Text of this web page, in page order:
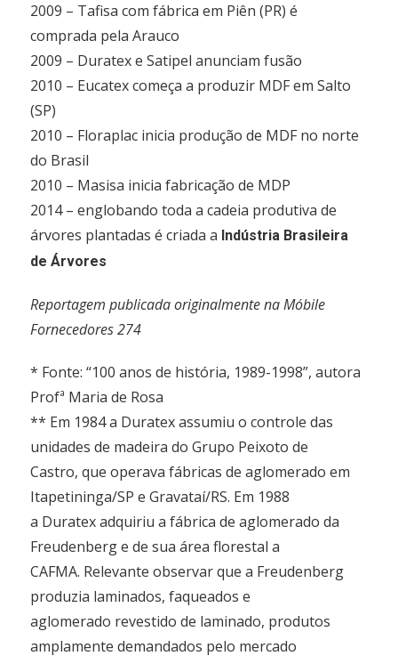
2009 – Tafisa com fábrica em Piên (PR) é
comprada pela Arauco
2009 – Duratex e Satipel anunciam fusão
2010 – Eucatex começa a produzir MDF em Salto
(SP)
2010 – Floraplac inicia produção de MDF no norte
do Brasil
2010 – Masisa inicia fabricação de MDP
2014 – englobando toda a cadeia produtiva de
árvores plantadas é criada a Indústria Brasileira
de Árvores
Reportagem publicada originalmente na Móbile
Fornecedores 274
* Fonte: “100 anos de história, 1989-1998”, autora
Profª Maria de Rosa
** Em 1984 a Duratex assumiu o controle das
unidades de madeira do Grupo Peixoto de
Castro, que operava fábricas de aglomerado em
Itapetininga/SP e Gravataí/RS. Em 1988
a Duratex adquiriu a fábrica de aglomerado da
Freudenberg e de sua área florestal a
CAFMA. Relevante observar que a Freudenberg
produzia laminados, faqueados e
aglomerado revestido de laminado, produtos
amplamente demandados pelo mercado